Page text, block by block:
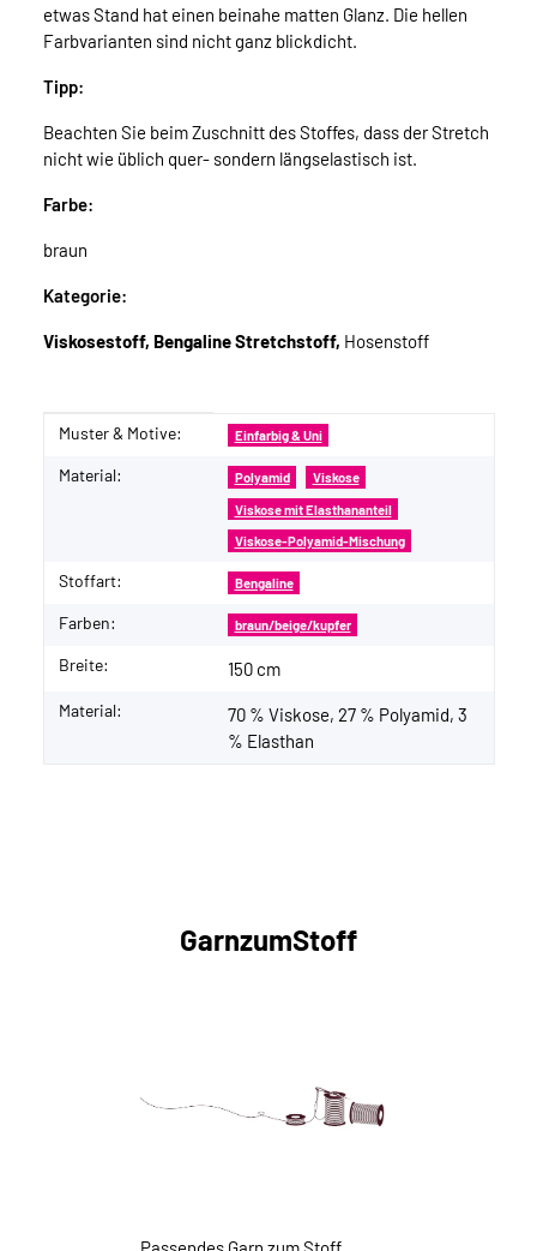
etwas Stand hat einen beinahe matten Glanz. Die hellen
Farbvarianten sind nicht ganz blickdicht.
Tipp:
Beachten Sie beim Zuschnitt des Stoffes, dass der Stretch
nicht wie üblich quer- sondern längselastisch ist.
Farbe:
braun
Kategorie:
Viskosestoff, Bengaline Stretchstoff, Hosenstoff
Produkteigenschaft
Wert
Muster & Motive: Einfarbig & Uni
Material: Polyamid Viskose
Viskose mit Elasthananteil
Viskose-Polyamid-Mischung
Stoffart: Bengaline
Farben: braun/beige/kupfer
Breite: 150 cm
Material:
70 % Viskose, 27 % Polyamid, 3
% Elasthan
GarnzumStoff